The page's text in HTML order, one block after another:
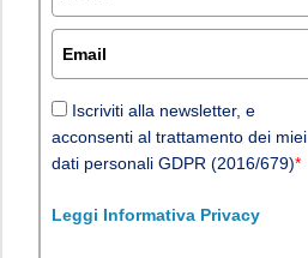
Iscriviti alla newsletter, e
acconsenti al trattamento dei miei
dati personali GDPR (2016/679)*
Leggi Informativa Privacy